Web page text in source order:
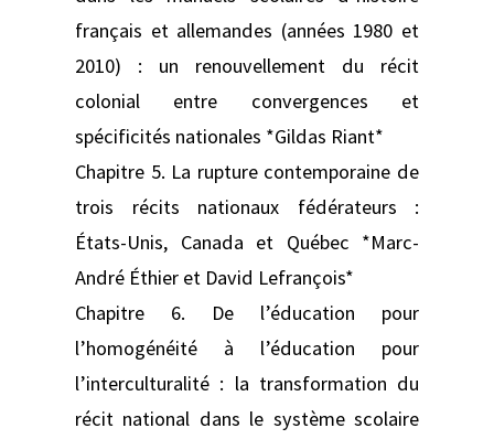
français et allemandes (années 1980 et
2010) : un renouvellement du récit
colonial entre convergences et
spécificités nationales *Gildas Riant*
Chapitre 5. La rupture contemporaine de
trois récits nationaux fédérateurs :
États-Unis, Canada et Québec *Marc-
André Éthier et David Lefrançois*
Chapitre 6. De l’éducation pour
l’homogénéité à l’éducation pour
l’interculturalité : la transformation du
récit national dans le système scolaire